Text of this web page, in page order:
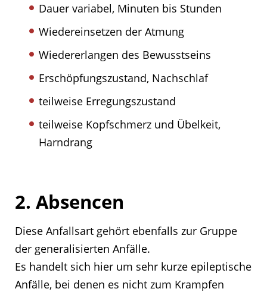
Dauer variabel, Minuten bis Stunden
Wiedereinsetzen der Atmung
Wiedererlangen des Bewusstseins
Erschöpfungszustand, Nachschlaf
teilweise Erregungszustand
teilweise Kopfschmerz und Übelkeit,
Harndrang
2. Absencen
Diese Anfallsart gehört ebenfalls zur Gruppe
der generalisierten Anfälle.
Es handelt sich hier um sehr kurze epileptische
Anfälle, bei denen es nicht zum Krampfen